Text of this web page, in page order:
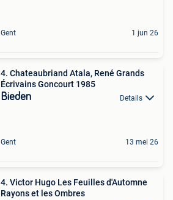
Gent 1 jun 26
4. Chateaubriand Atala, René Grands
Écrivains Goncourt 1985
Bieden Details
Gent 13 mei 26
4. Victor Hugo Les Feuilles d'Automne
Rayons et les Ombres